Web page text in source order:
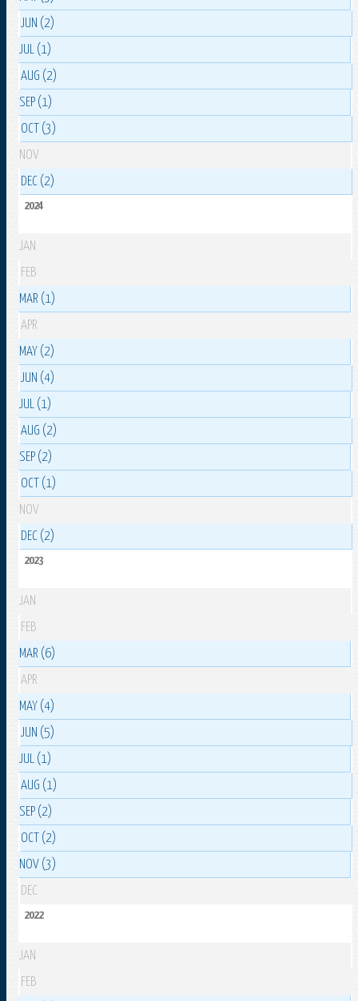
JUN (2)
JUL (1)
AUG (2)
SEP (1)
OCT (3)
NOV
DEC (2)
2024
JAN
FEB
MAR (1)
APR
MAY (2)
JUN (4)
JUL (1)
AUG (2)
SEP (2)
OCT (1)
NOV
DEC (2)
2023
JAN
FEB
MAR (6)
APR
MAY (4)
JUN (5)
JUL (1)
AUG (1)
SEP (2)
OCT (2)
NOV (3)
DEC
2022
JAN
FEB